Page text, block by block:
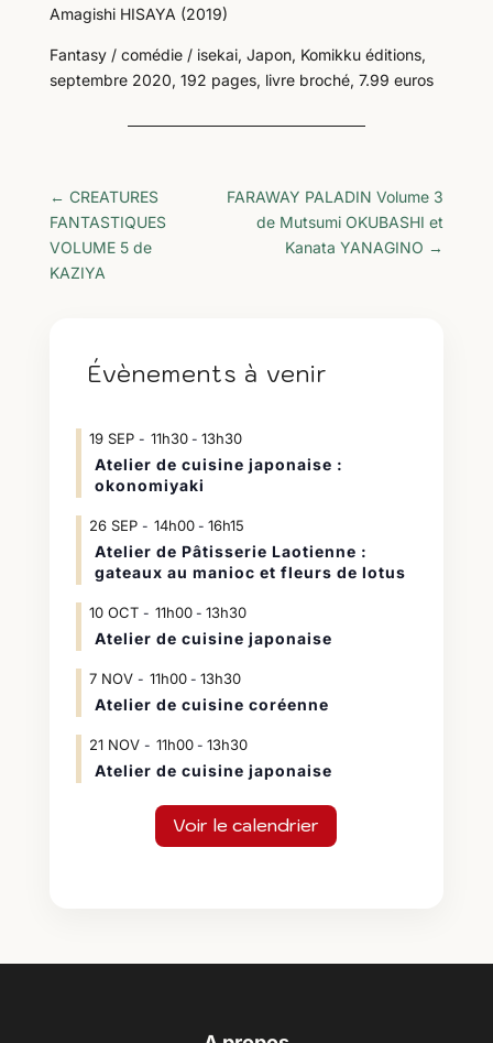
Amagishi HISAYA (2019)
Fantasy / comédie / isekai, Japon, Komikku éditions,
septembre 2020, 192 pages, livre broché, 7.99 euros
← CREATURES
FANTASTIQUES
VOLUME 5 de
KAZIYA
FARAWAY PALADIN Volume 3
de Mutsumi OKUBASHI et
Kanata YANAGINO →
Évènements à venir
19 SEP 11h30- 13h30
Atelier de cuisine japonaise :
okonomiyaki
26 SEP 14h00- 16h15
Atelier de Pâtisserie Laotienne :
gateaux au manioc et fleurs de lotus
10 OCT 11h00- 13h30
Atelier de cuisine japonaise
7 NOV 11h00- 13h30
Atelier de cuisine coréenne
21 NOV 11h00- 13h30
Atelier de cuisine japonaise
Voir le calendrier